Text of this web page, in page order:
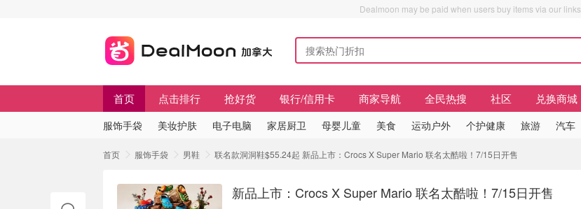
Dealmoon may be paid when users buy items via our links.
首页 点击排行 抢好货 银行/信用卡 商家导航 全民热搜 社区 兑换商城
服饰手袋 美妆护肤 电子电脑 家居厨卫 母婴儿童 美食 运动户外 个护健康 旅游 汽车
首页 服饰手袋 男鞋 联名款洞洞鞋$55.24起 新品上市：Crocs X Super Mario 联名太酷啦！7/15日开售
新品上市：Crocs X Super Mario 联名太酷啦！7/15日开售